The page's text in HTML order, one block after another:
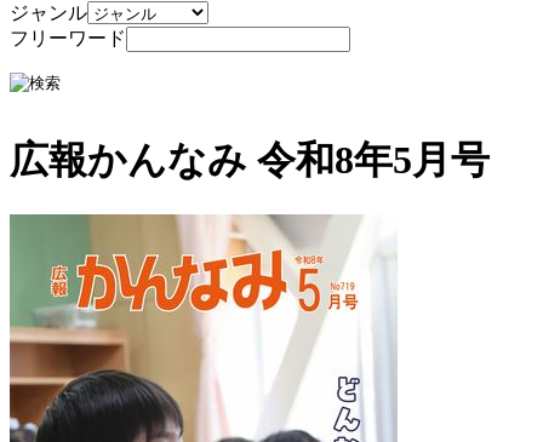
ジャンル
フリーワード
広報かんなみ 令和8年5月号